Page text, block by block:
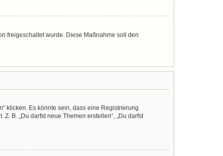
freigeschaltet wurde. Diese Maßnahme soll den
klicken. Es könnte sein, dass eine Registrierung
B. „Du darfst neue Themen erstellen“, „Du darfst